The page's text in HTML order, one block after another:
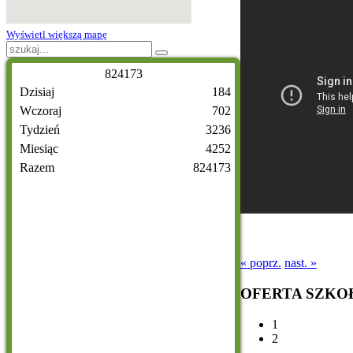
« poprz. nast. »
OFERTA
1
2
Wyświetl większą mapę
824173
Dzisiaj
Wczoraj
Tydzień
Miesiąc
Razem
184
702
3236
4252
824173